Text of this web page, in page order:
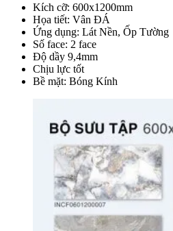
Kích cỡ: 600x1200mm
Họa tiết: Vân ĐÁ
Ứng dụng: Lát Nền, Ốp Tường
Số face: 2 face
Độ dầy 9,4mm
Chịu lực tốt
Bề mặt: Bóng Kính